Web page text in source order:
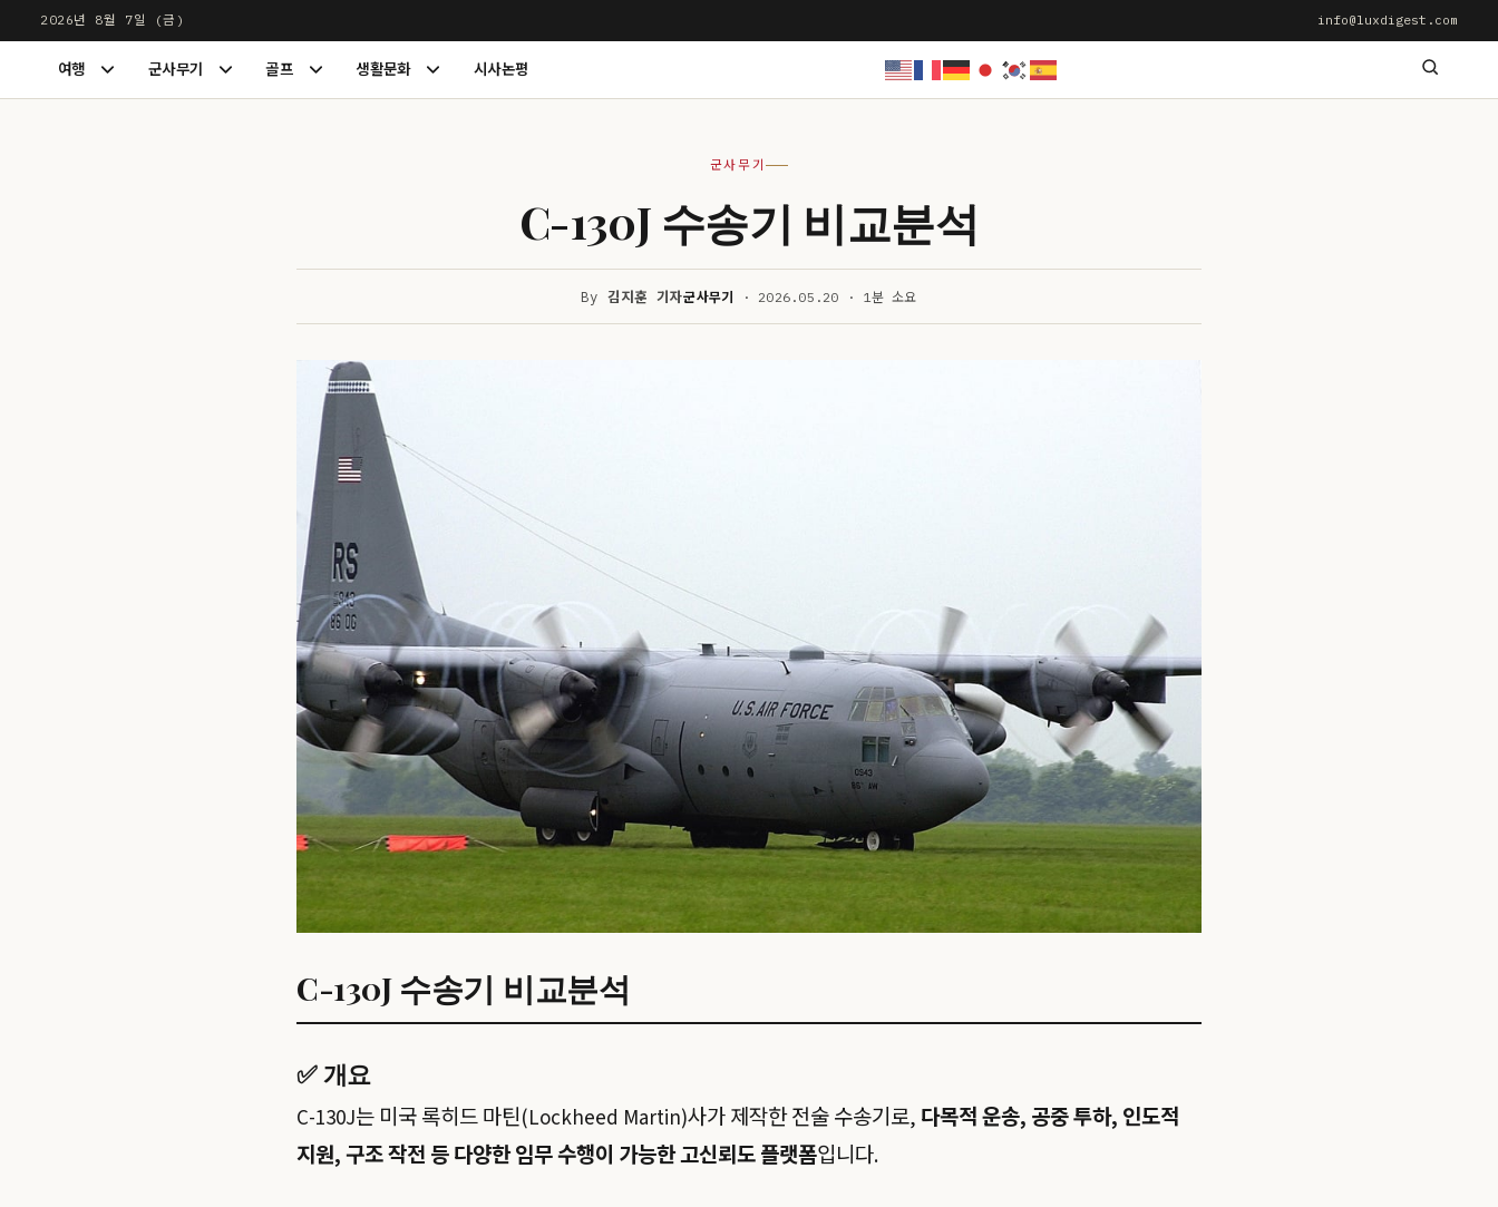
문
로
2026년 8월 7일 (금) info@luxdigest.com
LUXDIGEST
여행
여
행
군사무기
군
사
골프
골
프
생활문화
생
활
시사논평
군사무기
C-130J 수송기 비교분석
By김지훈 기자군사무기 · 2026.05.20 · 1분 소요
C-130J 수송기 비교분석
✅ 개요
C-130J는 미국 록히드 마틴(Lockheed Martin)사가 제작한 전술 수송기로, 다목적 운송, 공중 투하, 인도적
지원, 구조 작전 등 다양한 임무 수행이 가능한 고신뢰도 플랫폼입니다.